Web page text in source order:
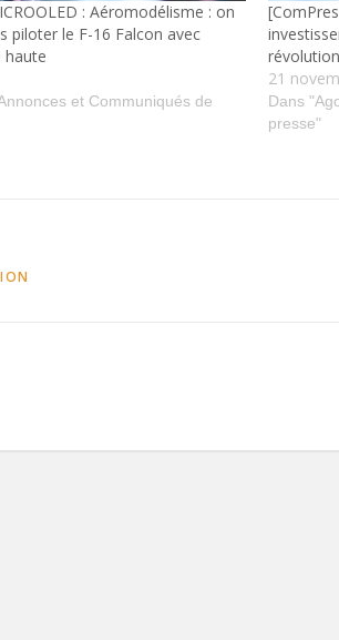
: Aéromodélisme : on
piloter le F-16 Falcon avec
haute
et Communiqués de
21
Dans
presse"